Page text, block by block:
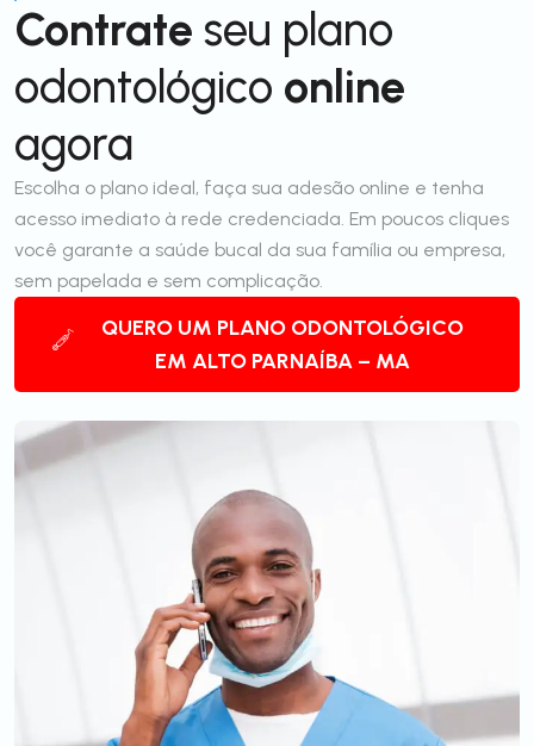
Contrate seu plano
odontológico online
agora
Escolha o plano ideal, faça sua adesão online e tenha
acesso imediato à rede credenciada. Em poucos cliques
você garante a saúde bucal da sua família ou empresa,
sem papelada e sem complicação.
QUERO UM PLANO ODONTOLÓGICO
EM ALTO PARNAÍBA – MA